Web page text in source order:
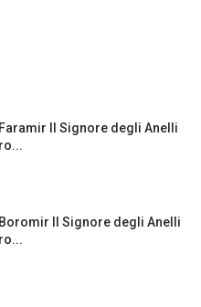
Il Signore degli Anelli
Il Signore degli Anelli